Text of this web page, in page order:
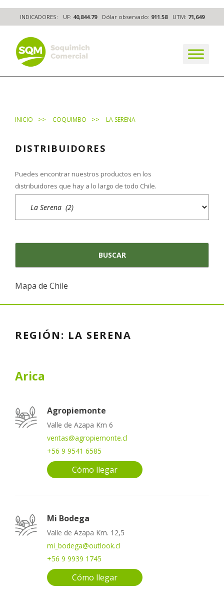
to
content
INDICADORES: UF: 40,844.79 Dólar observado: 911.58 UTM: 71,649
The worldwide business formula
INICIO >> COQUIMBO >> LA SERENA
DISTRIBUIDORES
Puedes encontrar nuestros productos en los
distribuidores que hay a lo largo de todo Chile.
Mapa de Chile
REGIÓN: LA SERENA
Arica
Agropiemonte
Valle de Azapa Km 6
ventas@agropiemonte.cl
+56 9 9541 6585
Cómo llegar
Mi Bodega
Valle de Azapa Km. 12,5
mi_bodega@outlook.cl
+56 9 9939 1745
Cómo llegar